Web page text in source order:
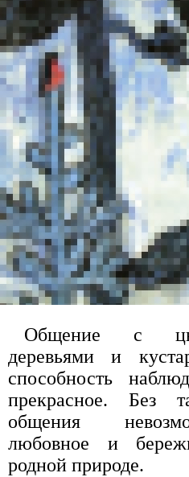
Общение с
деревьями и
способность
прекрасное. Без
общения
любовное и
родной природе.